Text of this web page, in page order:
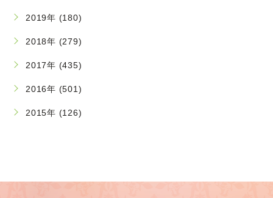
2019年 (180)
2018年 (279)
2017年 (435)
2016年 (501)
2015年 (126)